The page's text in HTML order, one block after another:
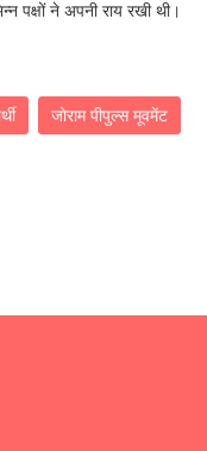
पक्षों ने अपनी राय रखी थी।
जोराम पीपुल्स मूवमेंट